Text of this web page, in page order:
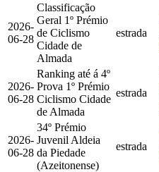
2026-
06-28
Classificação
Geral 1º Prémio
de Ciclismo
Cidade de
Almada
estrada
2026-
06-28
Ranking até á 4º
Prova 1º Prémio
Ciclismo Cidade
de Almada
estrada
2026-
06-28
34º Prémio
Juvenil Aldeia
da Piedade
(Azeitonense)
estrada